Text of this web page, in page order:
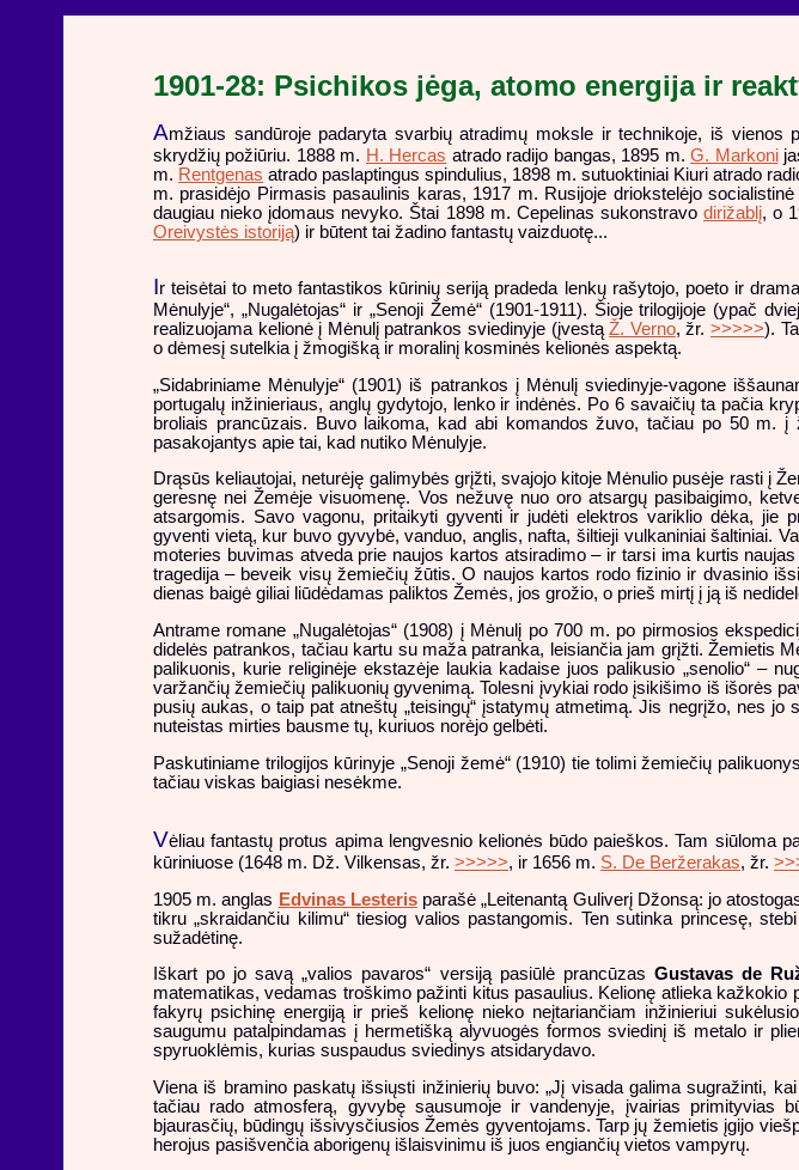
1901-28: Psichikos jėga, atomo energija ir
Amžiaus sandūroje padaryta svarbių atradimų moksle ir technikoje, iš
skrydžių požiūriu. 1888 m. H. Hercas atrado radijo bangas, 1895 m.G. Markoni
m. Rentgenas atrado paslaptingus spindulius, 1898 m. sutuoktiniai Kiuri atrado
m. prasidėjo Pirmasis pasaulinis karas, 1917 m. Rusijoje driokstelėjo
daugiau nieko įdomaus nevyko. Štai 1898 m. Cepelinas sukonstravodirižablį, o
Oreivystės istoriją) ir būtent tai žadino fantastų vaizduotę...
Ir teisėtai to meto fantastikos kūrinių seriją pradeda lenkų rašytojo, poeto ir
Mėnulyje“, „Nugalėtojas“ ir „Senoji Žemė“ (1901-1911). Šioje trilogijoje (ypač
realizuojama kelionė į Mėnulį patrankos sviedinyje (įvestąŽ. Verno, žr.>>>>>).
o dėmesį sutelkia į žmogišką ir moralinį kosminės kelionės aspektą.
„Sidabriniame Mėnulyje“ (1901) iš patrankos į Mėnulį sviedinyje-vagone
portugalų inžinieriaus, anglų gydytojo, lenko ir indėnės. Po 6 savaičių ta pačia
broliais prancūzais. Buvo laikoma, kad abi komandos žuvo, tačiau po 50 m. į
pasakojantys apie tai, kad nutiko Mėnulyje.
Drąsūs keliautojai, neturėję galimybės grįžti, svajojo kitoje Mėnulio pusėje rasti į
geresnę nei Žemėje visuomenę. Vos nežuvę nuo oro atsargų pasibaigimo,
atsargomis. Savo vagonu, pritaikyti gyventi ir judėti elektros variklio dėka, jie
gyventi vietą, kur buvo gyvybė, vanduo, anglis, nafta, šiltieji vulkaniniai šaltiniai.
moteries buvimas atveda prie naujos kartos atsiradimo – ir tarsi ima kurtis
tragedija – beveik visų žemiečių žūtis. O naujos kartos rodo fizinio ir dvasinio
dienas baigė giliai liūdėdamas paliktos Žemės, jos grožio, o prieš mirtį į ją iš
Antrame romane „Nugalėtojas“ (1908) į Mėnulį po 700 m. po pirmosios
didelės patrankos, tačiau kartu su maža patranka, leisiančia jam grįžti. Žemietis
palikuonis, kurie religinėje ekstazėje laukia kadaise juos palikusio „senolio“ –
varžančių žemiečių palikuonių gyvenimą. Tolesni įvykiai rodo įsikišimo iš išorės
pusių aukas, o taip pat atneštų „teisingų“ įstatymų atmetimą. Jis negrįžo, nes
nuteistas mirties bausme tų, kuriuos norėjo gelbėti.
Paskutiniame trilogijos kūrinyje „Senoji žemė“ (1910) tie tolimi žemiečių
tačiau viskas baigiasi nesėkme.
Vėliau fantastų protus apima lengvesnio kelionės būdo paieškos. Tam siūloma
kūriniuose (1648 m. Dž. Vilkensas, žr. >>>>>, ir 1656 m. S. De Beržerakas, žr.
1905 m. anglas Edvinas Lesterisparašė „Leitenantą Guliverį Džonsą: jo
tikru „skraidančiu kilimu“ tiesiog valios pastangomis. Ten sutinka princesę,
sužadėtinę.
Iškart po jo savą „valios pavaros“ versiją pasiūlė prancūzas Gustavas de
matematikas, vedamas troškimo pažinti kitus pasaulius. Kelionę atlieka
fakyrų psichinę energiją ir prieš kelionę nieko neįtariančiam inžinieriui
saugumu patalpindamas į hermetišką alyvuogės formos sviedinį iš metalo ir
spyruoklėmis, kurias suspaudus sviedinys atsidarydavo.
Viena iš bramino paskatų išsiųsti inžinierių buvo: „Jį visada galima sugražinti,
tačiau rado atmosferą, gyvybę sausumoje ir vandenyje, įvairias primityvias
bjaurasčių, būdingų išsivysčiusios Žemės gyventojams. Tarp jų žemietis įgijo
herojus pasišvenčia aborigenų išlaisvinimu iš juos engiančių vietos vampyrų.